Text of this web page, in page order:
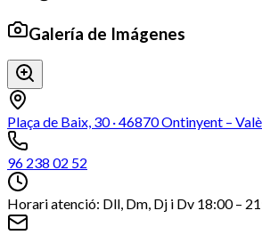
Galería de Imágenes
Plaça de Baix, 30 · 46870 Ontinyent –
96 238 02 52
Horari atenció: Dll, Dm, Dj i Dv 18:00 –